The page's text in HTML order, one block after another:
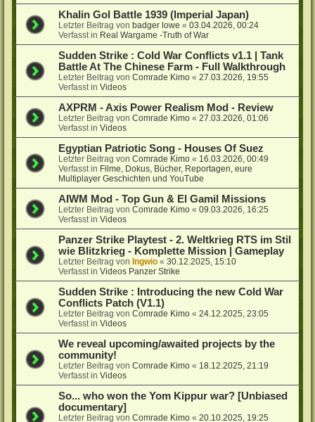
Khalin Gol Battle 1939 (Imperial Japan)
Letzter Beitrag vonbadger lowe «03.04.2026, 00:24
Verfasst in Real Wargame -Truth of War
Sudden Strike : Cold War Conflicts v1.1 | Tank
Battle At The Chinese Farm - Full Walkthrough
Letzter Beitrag vonComrade Kimo «27.03.2026, 19:55
Verfasst inVideos
AXPRM - Axis Power Realism Mod - Review
Letzter Beitrag vonComrade Kimo «27.03.2026, 01:06
Verfasst inVideos
Egyptian Patriotic Song - Houses Of Suez
Letzter Beitrag vonComrade Kimo « 16.03.2026, 00:49
Verfasst in Filme, Dokus, Bücher, Reportagen, eure
Multiplayer Geschichten und YouTube
AIWM Mod - Top Gun & El Gamil Missions
Letzter Beitrag vonComrade Kimo «09.03.2026, 16:25
Verfasst inVideos
Panzer Strike Playtest - 2. Weltkrieg RTS im Stil
wie Blitzkrieg - Komplette Mission | Gameplay
Letzter Beitrag vonIngwio «30.12.2025, 15:10
Verfasst inVideos Panzer Strike
Sudden Strike : Introducing the new Cold War
Conflicts Patch (V1.1)
Letzter Beitrag vonComrade Kimo «24.12.2025, 23:05
Verfasst inVideos
We reveal upcoming/awaited projects by the
community!
Letzter Beitrag vonComrade Kimo « 18.12.2025, 21:19
Verfasst inVideos
So... who won the Yom Kippur war? [Unbiased
documentary]
Letzter Beitrag vonComrade Kimo «20.10.2025, 19:25